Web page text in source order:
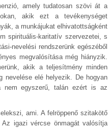
amely tudatosan szövi át a
akik ezt a tevékenységet
a munkájukat elhivatottságként
spirituális-karitatív szervezetei, s
nevelési rendszerünk egészéből
megvalósítása még hiányzik.
akik a teljesítmény minden
nevelése elé helyezik. De hogyan
nem egyszerű, talán ezért is az
ami. A felröppenő szitakötő
igazi vércse önmagát valósítja